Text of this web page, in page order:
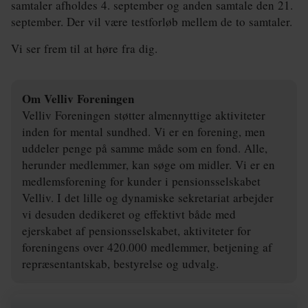
samtaler afholdes 4. september og anden samtale den 21.
september. Der vil være testforløb mellem de to samtaler.
Vi ser frem til at høre fra dig.
Om Velliv Foreningen
Velliv Foreningen støtter almennyttige aktiviteter
inden for mental sundhed. Vi er en forening, men
uddeler penge på samme måde som en fond. Alle,
herunder medlemmer, kan søge om midler. Vi er en
medlemsforening for kunder i pensionsselskabet
Velliv. I det lille og dynamiske sekretariat arbejder
vi desuden dedikeret og effektivt både med
ejerskabet af pensionsselskabet, aktiviteter for
foreningens over 420.000 medlemmer, betjening af
repræsentantskab, bestyrelse og udvalg.